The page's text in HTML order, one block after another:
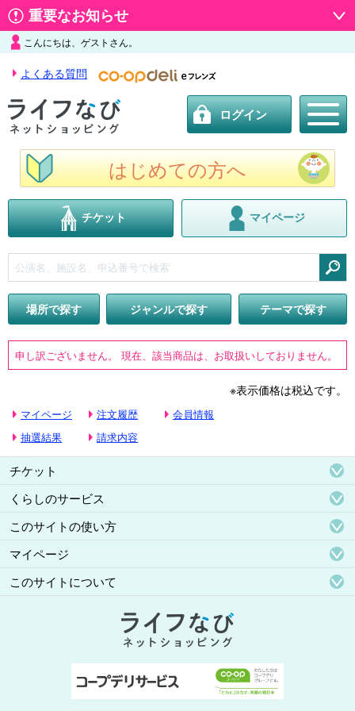
重要なお知らせ
こんにちは、ゲストさん。
よくある質問
ログイン
はじめての方へ
チケット マイページ
場所で探す
ジャンルで探す テーマで探す
申し訳ございません。 現在、該当商品は、お取扱いしておりません。
※表示価格は税込です。
マイページ 注文履歴
会員情報
抽選結果
請求内容
チケット
くらしのサービス
このサイトの使い方
マイページ
このサイトについて